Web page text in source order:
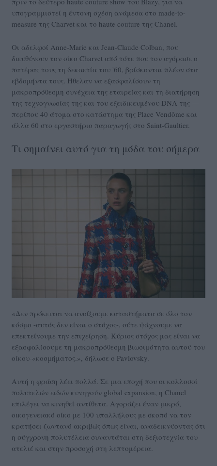
υπογραμμιστεί η έντονη σχέση ανάμεσα στο made-to-
measure της Charvet και το haute couture της Chanel.
Οι αδελφοί Anne-Marie και Jean-Claude Colban, που
διευθύνουν τον οίκο Charvet από τότε που τον αγόρασε ο
πατέρας τους τη δεκαετία του '60, βρίσκονται πλέον στα
εβδομήντα τους. Ήθελαν να εξασφαλίσουν τη
μακροπρόθεσμη συνέχεια της εταιρείας και τη διατήρηση
της τεχνογνωσίας της και του εξειδικευμένου DNA της —
περίπου 40 άτομα στο κατάστημα της Place Vendôme και
άλλα 60 στο εργαστήριο παραγωγής στο Saint-Gaultier.
Τι σημαίνει αυτό για τη μόδα του σήμερα
«Δεν πρόκειται να ανοίξουμε καταστήματα σε όλο τον
κόσμο -αυτός δεν είναι ο στόχος-, ούτε ψάχνουμε να
επεκτείνουμε την επιχείρηση. Κύριος στόχος μας είναι να
εξασφαλίσουμε τη μακροπρόθεσμη βιωσιμότητα αυτού του
οίκου-«κοσμήματος.», δήλωσε ο Pavlovsky.
Αυτή η φράση λέει πολλά. Σε μια εποχή που οι κολλοσοί
πολυτελών ειδών κυνηγούν global expansion, η Chanel
επιλέγει να κινηθεί αντίθετα. Αγοράζει έναν μικρό,
οικογενειακό οίκο με 100 υπαλλήλους με σκοπό να τον
κρατήσει ζωντανό ακριβώς όπως είναι, αναδεικνύοντας ότι
η σύγχρονη πολυτέλεια συναντάται στη δεξιοτεχνία του
ατελιέ και στην προσοχή στη λεπτομέρεια.